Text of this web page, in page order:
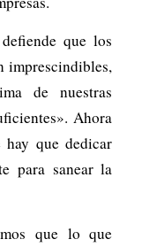
que los
imprescindibles,
de nuestras
Ahora
que dedicar
para sanear la
que lo que